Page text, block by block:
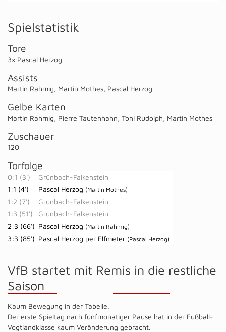
Spielstatistik
Tore
3x Pascal Herzog
Assists
Martin Rahmig, Martin Mothes, Pascal Herzog
Gelbe Karten
Martin Rahmig, Pierre Tautenhahn, Toni Rudolph, Martin Mothes
Zuschauer
120
Torfolge
0:1 (3')
Grünbach-Falkenstein
1:1 (4')
Pascal Herzog (Martin Mothes)
1:2 (7')
Grünbach-Falkenstein
1:3 (51')
Grünbach-Falkenstein
2:3 (66') Pascal Herzog (Martin Rahmig)
3:3 (85') Pascal Herzog per Elfmeter (Pascal Herzog)
VfB startet mit Remis in die restliche
Saison
Kaum Bewegung in der Tabelle.
Der erste Spieltag nach fünfmonatiger Pause hat in der Fußball-
Vogtlandklasse kaum Veränderung gebracht.